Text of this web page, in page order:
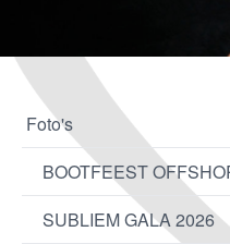
Foto's
BOOTFEEST
SUBLIEM GALA 2026